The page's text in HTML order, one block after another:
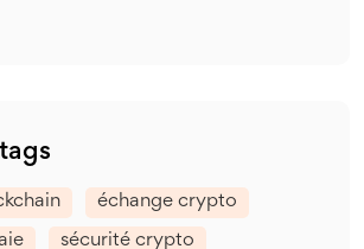
échange crypto
sécurité crypto